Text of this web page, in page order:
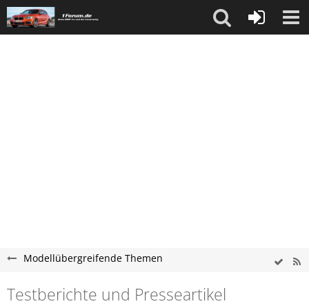
Modellübergreifende Themen
Testberichte und Presseartikel